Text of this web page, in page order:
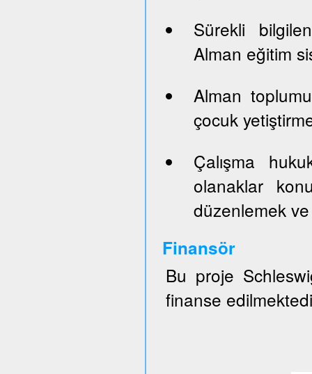
Sürekli
Alman eğitim
Alman
çocuk
Çalışma
olanaklar
düzenlemek
Finansör
Bu proje
finanse